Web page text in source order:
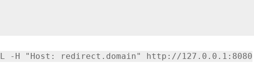
-H "Host: redirect.domain" http://127.0.0.1:8080